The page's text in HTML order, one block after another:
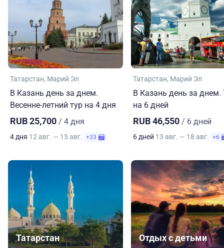
Татарстан Марий Эл
В Казань день за днем.
Весенне-летний тур на 4 дня
RUB 25,700 / 4 дня
4 дня 12 авг. — 15 авг. +33
Татарстан Марий Эл
В Казань день за днем.
на 6 дней
RUB 46,550 / 6 дней
6 дней 13 авг. — 18 авг. +6
Татарстан Отдых с детьми